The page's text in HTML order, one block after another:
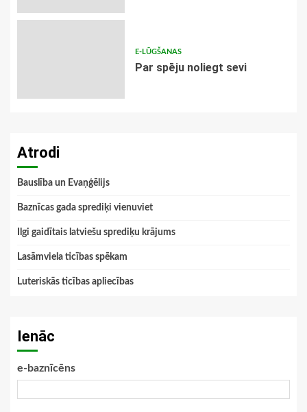
E-LŪGŠANAS
Par spēju noliegt sevi
Atrodi
Bauslība un Evaņģēlijs
Baznīcas gada sprediķi vienuviet
Ilgi gaidītais latviešu sprediķu krājums
Lasāmviela ticības spēkam
Luteriskās ticības apliecības
Ienāc
e-baznīcēns